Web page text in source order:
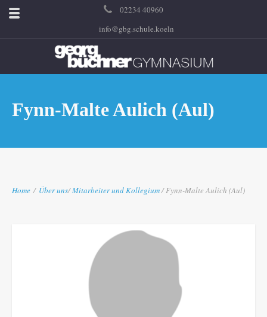
02234 40960
info@gbg.schule.koeln
Fynn-Malte Aulich (Aul)
Home / Über uns/Mitarbeiter und Kollegium/ Fynn-Malte Aulich (Aul)